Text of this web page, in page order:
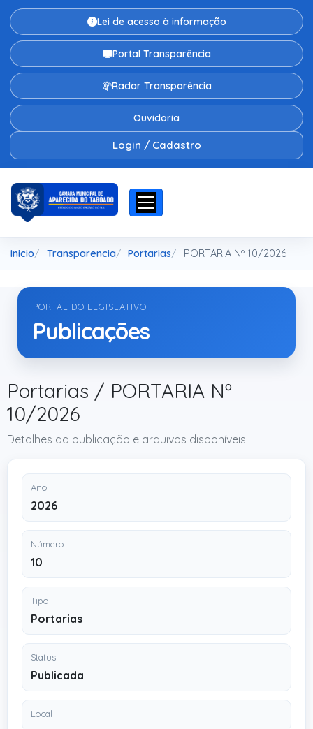
Lei de acesso à informação
Portal Transparência
Radar Transparência
Ouvidoria
Login / Cadastro
Inicio Transparencia Portarias PORTARIA Nº 10/2026
PORTAL DO LEGISLATIVO
Publicações
Portarias / PORTARIA Nº
10/2026
Detalhes da publicação e arquivos disponíveis.
Ano
2026
Número
10
Tipo
Portarias
Status
Publicada
Local